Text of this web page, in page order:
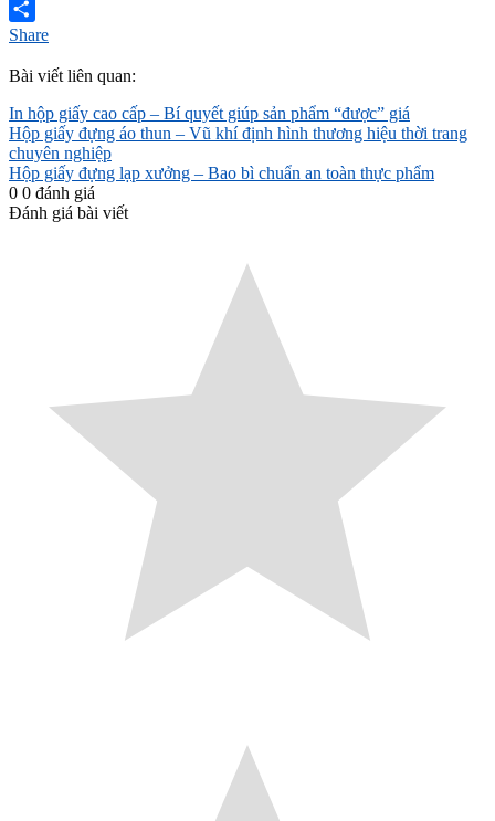
Email
Share
Bài viết liên quan:
In hộp giấy cao cấp – Bí quyết giúp sản phẩm “được” giá
Hộp giấy đựng áo thun – Vũ khí định hình thương hiệu thời trang
chuyên nghiệp
Hộp giấy đựng lạp xưởng – Bao bì chuẩn an toàn thực phẩm
0 0 đánh giá
Đánh giá bài viết